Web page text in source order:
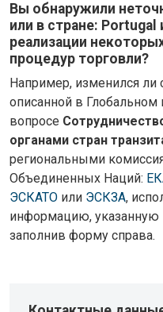
Вы обнаружили
или в стране: Portugal
реализации
процедур торговли?
Например, изменился ли
описанной в
вопросе
органами стран
региональными
Объединенных Наций:
ЭСКАТО или ЭСКЗА,
информацию, указанную
заполнив форму справа.